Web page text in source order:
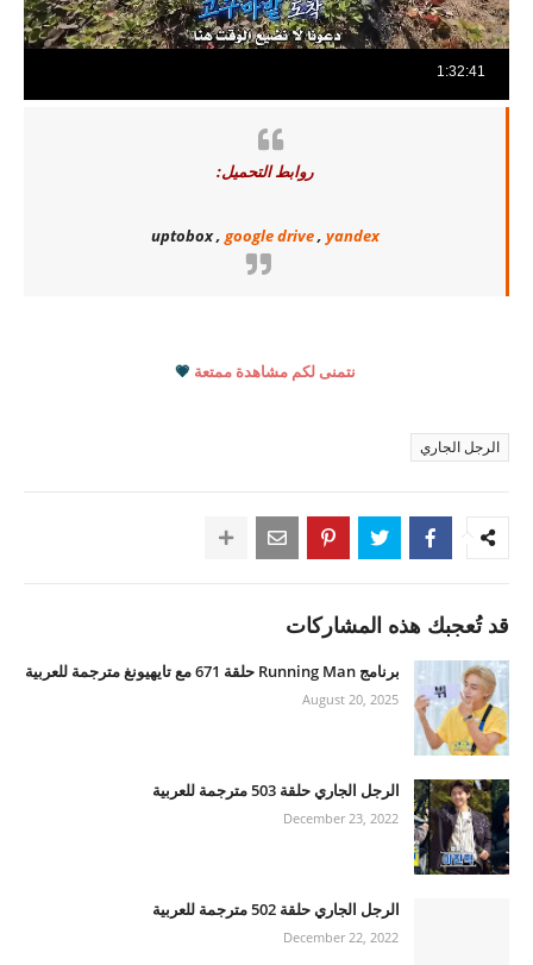
روابط التحميل:
uptobox , google drive, yandex
💗 نتمنى لكم مشاهدة ممتعة
الرجل الجاري
قد تُعجبك هذه المشاركات
برنامج Running Man حلقة 671 مع تايهيونغ مترجمة للعربية
August 20, 2025
الرجل الجاري حلقة 503 مترجمة للعربية
December 23, 2022
الرجل الجاري حلقة 502 مترجمة للعربية
December 22, 2022